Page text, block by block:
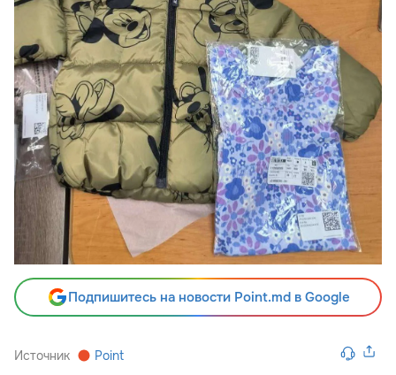
Подпишитесь на новости Point.md в Google
Источник Point